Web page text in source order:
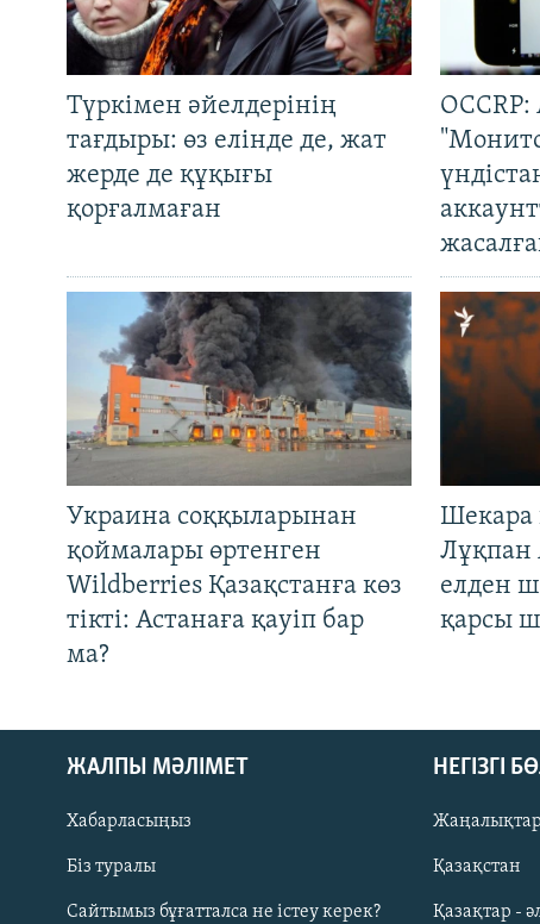
Русский
Түркімен әйелдерінің
тағдыры: өз елінде де, жат
жерде де құқығы
қорғалмаған
Украина соққыларынан
қоймалары өртенген
Wildberries Қазақстанға көз
тікті: Астанаға қауіп бар
ма?
Шекара
Лұқпан
елден
қарсы
ЖАЛПЫ МӘЛІМЕТ
Хабарласыңыз
Біз туралы
Сайтымыз бұғатталса не істеу керек?
НЕГІЗГІ
Жаңалықтар
Қазақстан
Қазақтар -